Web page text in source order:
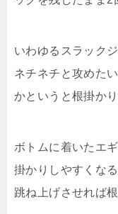
いわゆるスラック
ネチネチと攻めた
かというと根掛かり
ボトムに着いたエ
掛かりしやすくな
跳ね上げさせれば